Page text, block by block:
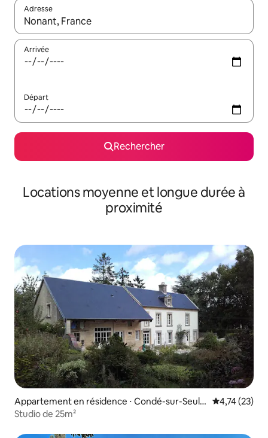
Adresse
Lorsque les résultats s'affichent, utilisez les flèches vers le
Arrivée
Départ
Rechercher
Locations moyenne et longue durée à
proximité
Appartement en résidence ⋅ Condé-sur-Seulle
s
Évaluation
4,74 (23)
Studio de 25m²